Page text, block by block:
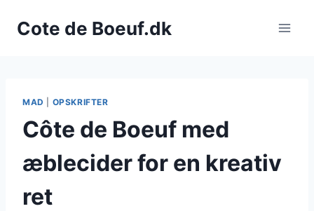
Cote de Boeuf.dk
MAD OPSKRIFTER
Côte de Boeuf med
æblecider for en kreativ
ret